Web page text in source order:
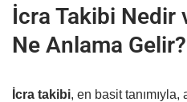
İcra Takibi Nedir
Ne Anlama Gelir?
İcra takibi, en basit